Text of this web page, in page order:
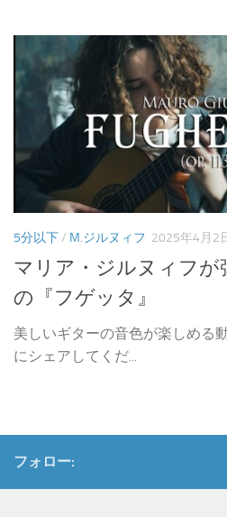
5分以下/ M.ジルヌィフ 2025年4月2
マリア・ジルヌィフが
の『フゲッタ』
美しいギターの音色が楽しめる
にシェアしてくだ...
フォロー: